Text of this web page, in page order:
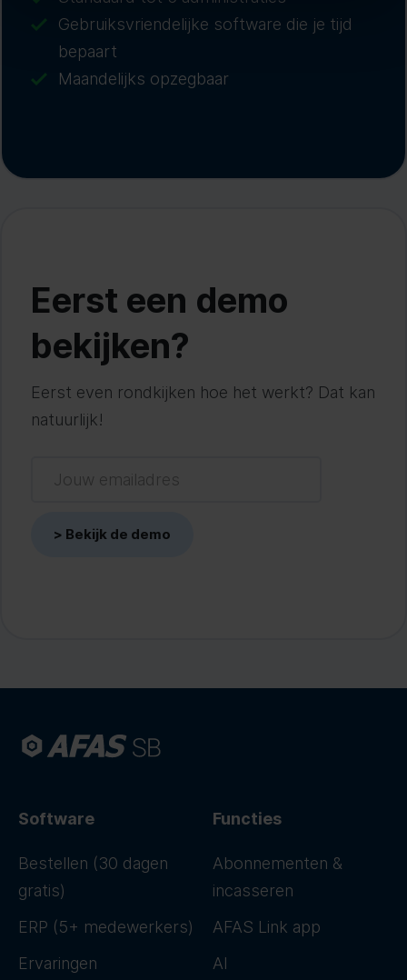
Gebruiksvriendelijke software die je tijd
bepaart
Maandelijks opzegbaar
Eerst een demo
bekijken?
Eerst even rondkijken hoe het werkt? Dat kan
natuurlijk!
Software
Bestellen (30 dagen
gratis)
ERP (5+ medewerkers)
Ervaringen
Functies
Abonnementen &
incasseren
AFAS Link app
AI